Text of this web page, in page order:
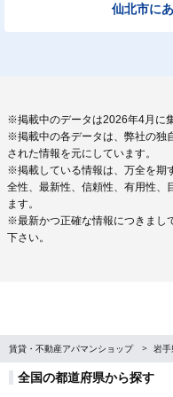
仙北市に
※掲載中のデータは2026年4月に
※掲載中の各データは、弊社の独
された情報を元にしています。
※掲載している情報は、万全を期
全性、最新性、信頼性、有用性、
ます。
※最新かつ正確な情報につきまし
下さい。
賃貸・不動産アパマンショップ 岩手
全国の都道府県から探す